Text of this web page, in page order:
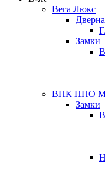
Вега Люкс
Замки
ВПК НПО
Замки